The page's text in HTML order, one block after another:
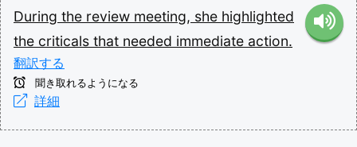
During the review meeting, she highlighted
the criticals that needed immediate action.
翻訳する
聞き取れるようになる
詳細